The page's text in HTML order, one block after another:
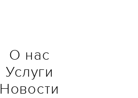
О нас
Услуги
Новости